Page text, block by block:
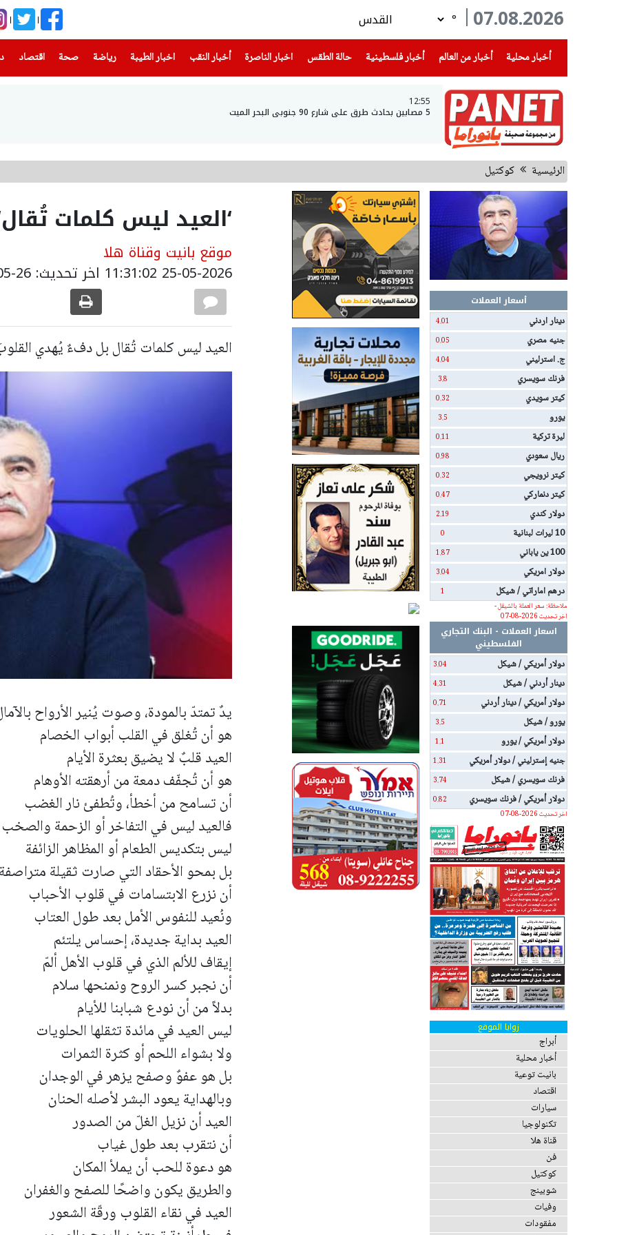
07.08.2026
°
أخبار محلية
(current) أخبار من العالم أخبار فلسطينية(current) حالة الطقس اخبار الناصرة
(current) أخبار النقب اخبار الطيبة(current) رياضة
(current) صحة(current) اقتصاد
12:55
5 مصابين بحادث طرق على شارع 90 جنوبي البحر الميت
الرئيسية كوكتيل
أسعار العملات
دينار اردني
4.01
جنيه مصري 0.05
ج. استرليني 4.04
فرنك سويسري 3.8
كيتر سويدي 0.32
يورو 3.5
ليرة تركية 0.11
ريال سعودي 0.98
كيتر نرويجي 0.32
كيتر دنماركي 0.47
دولار كندي 2.19
10 ليرات لبنانية 0
100 ين ياباني 1.87
دولار امريكي 3.04
درهم اماراتي / شيكل
1
ملاحظة: سعر العملة بالشيقل -
اخر تحديث 2026-08-07
اسعار العملات - البنك التجاري
الفلسطيني
دولار أمريكي / شيكل
3.04
دينار أردني / شيكل 4.31
دولار أمريكي / دينار أردني 0.71
يورو / شيكل 3.5
دولار أمريكي / يورو 1.1
جنيه إسترليني / دولار أمريكي 1.31
فرنك سويسري / شيكل 3.74
دولار أمريكي / فرنك سويسري
0.82
اخر تحديث 2026-08-07
زوايا الموقع
أبراج
أخبار محلية
بانيت توعية
اقتصاد
سيارات
تكنولوجيا
قناة هلا
فن
كوكتيل
شوبينج
وفيات
مفقودات
‘العيد ليس كلمات
موقع بانيت وقناة هلا
25-05-2026 11:31:02 اخر تحديث: 26-05-2026 07:44:00
العيد ليس كلمات تُقال بل دفءٌ يُهدي
يدٌ تمتدّ بالمودة، وصوت يُنير الأرواح
هو أن تُغلق في القلب أبواب الخصام
العيد قلبٌ لا يضيق بعثرة الأيام
هو أن تُجفّف دمعة من أرهقته الأوهام
أن تسامح من أخطأ، وتُطفئ نار الغضب
فالعيد ليس في التفاخر أو الزحمة والصخب
ليس بتكديس الطعام أو المظاهر الزائفة
بل بمحو الأحقاد التي صارت ثقيلة
أن نزرع الابتسامات في قلوب الأحباب
ونُعيد للنفوس الأمل بعد طول العتاب
العيد بداية جديدة، إحساس يلتئم
إيقاف للألم الذي في قلوب الأهل ألمّ
أن نجبر كسر الروح ونمنحها سلام
بدلاً من أن نودع شبابنا للأيام
ليس العيد في مائدة تثقلها الحلويات
ولا بشواء اللحم أو كثرة الثمرات
بل هو عفوٌ وصفح يزهر في الوجدان
وبالهداية يعود البشر لأصله الحنان
العيد أن نزيل الغلّ من الصدور
أن نتقرب بعد طول غياب
هو دعوة للحب أن يملأ المكان
والطريق يكون واضحًا للصفح والغفران
العيد في نقاء القلوب ورقّة الشعور